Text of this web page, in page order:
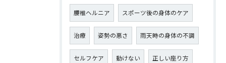
腰椎ヘルニア スポーツ後の身体のケア
治療 姿勢の悪さ 雨天時の身体の不調
セルフケア 動けない 正しい座り方